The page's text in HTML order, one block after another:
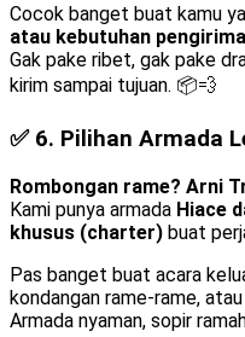
Cocok banget buat kamu
atau kebutuhan
Gak pake ribet, gak pake
kirim sampai tujuan. 📦💨
✅ 6. Pilihan Armada
Rombongan rame? Arni
Kami punya armada Hiace
khusus (charter) buat
Pas banget buat acara
kondangan rame-rame,
Armada nyaman, sopir